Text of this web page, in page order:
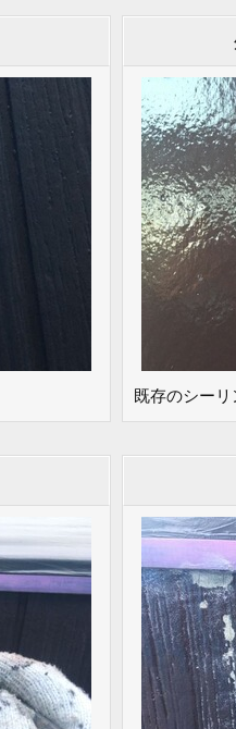
既存のシー